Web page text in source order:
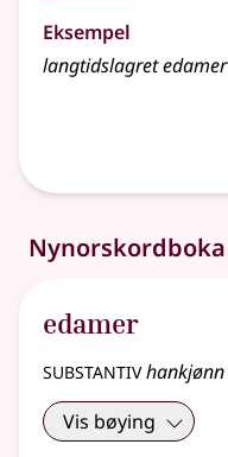
Eksempel
langtidslagret edamer
Nynorskordboka
edamer
substantivhankjønn
Vis bøying